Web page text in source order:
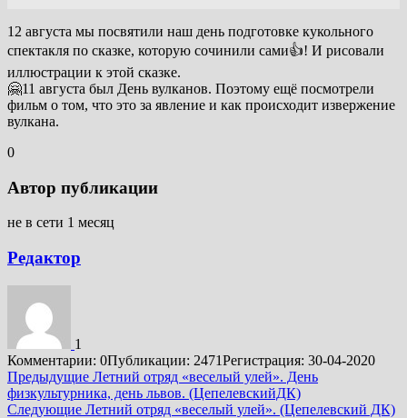
12 августа мы посвятили наш день подготовке кукольного
спектакля по сказке, которую сочинили сами👍! И рисовали
иллюстрации к этой сказке.
🤗11 августа был День вулканов. Поэтому ещё посмотрели
фильм о том, что это за явление и как происходит извержение
вулкана.
0
Автор публикации
не в сети 1 месяц
Редактор
1
Комментарии: 0Публикации: 2471Регистрация: 30-04-2020
Подробнее
Предыдущие Летний отряд «веселый улей». День
физкультурника, день львов. (ЦепелевскийДК)
Следующие Летний отряд «веселый улей». (Цепелевский ДК)